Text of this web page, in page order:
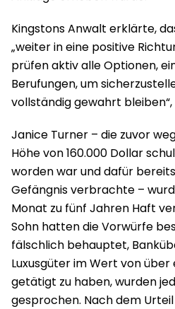
Kingstons Anwalt erklärte,
„weiter in eine positive
prüfen aktiv alle Optionen,
Berufungen, um
vollständig gewahrt
Janice Turner – die zuvor
Höhe von 160.000 Dollar
worden war und dafür
Gefängnis verbrachte –
Monat zu fünf Jahren Haft
Sohn hatten die Vorwürfe
fälschlich behauptet,
Luxusgüter im Wert von über
getätigt zu haben, wurden
gesprochen. Nach dem